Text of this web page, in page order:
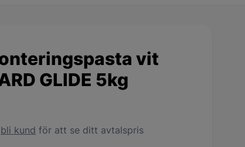
vit
GLIDE 5kg
bli kund för att se ditt avtalspris